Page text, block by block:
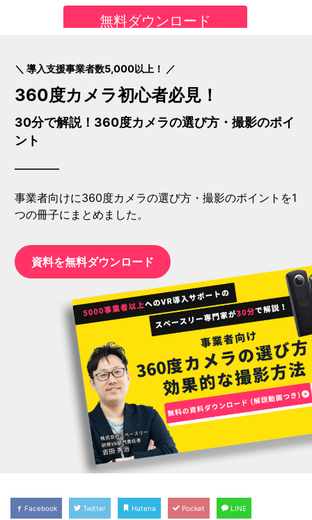
＼ 導入支援事業者数5,000以上！ ／
360度カメラ初心者必見！
30分で解説！360度カメラの選び方・撮影のポイ
ント
事業者向けに360度カメラの選び方・撮影のポイントを1
つの冊子にまとめました。
資料を無料ダウンロード
Facebook Twitter Hatena Pocket LINE